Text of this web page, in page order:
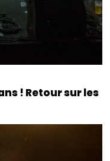
! Retour sur les